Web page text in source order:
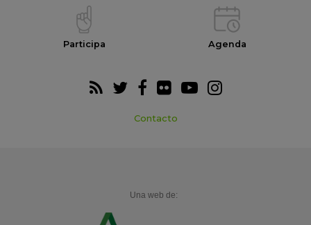
Participa Agenda
Contacto
Una web de: